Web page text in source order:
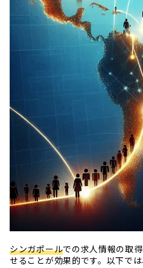
シンガポールでの求人情報の取
せることが効果的です。以下で